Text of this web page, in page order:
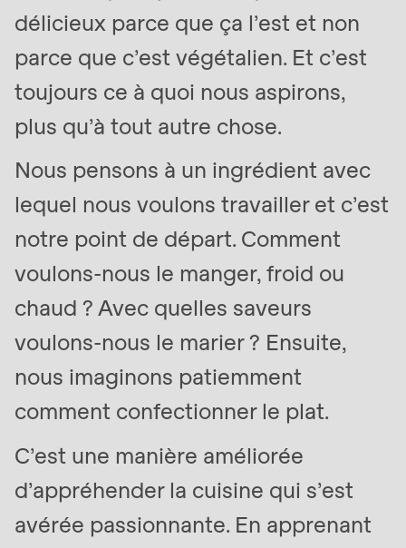
Sous-cheffe Pâtissière Junior Orianna Mendez
utilisant le Rondo Econom
délicieux parce que ça l’est et non
parce que c’est végétalien. Et c’est
toujours ce à quoi nous aspirons,
plus qu’à tout autre chose.
Nous pensons à un ingrédient avec
lequel nous voulons travailler et c’est
notre point de départ. Comment
voulons-nous le manger, froid ou
chaud ? Avec quelles saveurs
voulons-nous le marier ? Ensuite,
nous imaginons patiemment
comment confectionner le plat.
C’est une manière améliorée
d’appréhender la cuisine qui s’est
avérée passionnante. En apprenant